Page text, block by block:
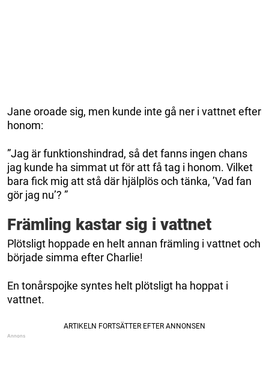
Jane oroade sig, men kunde inte gå ner i vattnet efter
honom:
”Jag är funktionshindrad, så det fanns ingen chans
jag kunde ha simmat ut för att få tag i honom. Vilket
bara fick mig att stå där hjälplös och tänka, ’Vad fan
gör jag nu’? ”
Främling kastar sig i vattnet
Plötsligt hoppade en helt annan främling i vattnet och
började simma efter Charlie!
En tonårspojke syntes helt plötsligt ha hoppat i
vattnet.